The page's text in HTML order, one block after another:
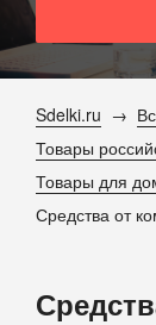
Sdelki.ru
Товары
Товары для
Средства от